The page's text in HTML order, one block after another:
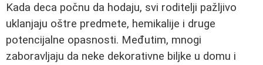
Kada deca počnu da hodaju, svi roditelji pažljivo
uklanjaju oštre predmete, hemikalije i druge
potencijalne opasnosti. Međutim, mnogi
zaboravljaju da neke dekorativne biljke u domu i